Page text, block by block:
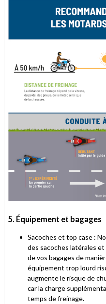
5. Équipement et bagages
Sacoches et top case :
des sacoches latérales
de vos bagages de
équipement trop lourd
augmente le risque de
car la charge
temps de freinage.